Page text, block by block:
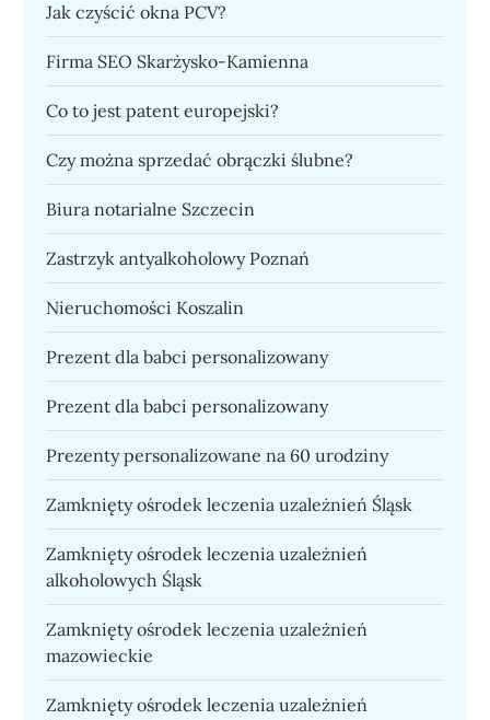
Jak czyścić okna PCV?
Firma SEO Skarżysko-Kamienna
Co to jest patent europejski?
Czy można sprzedać obrączki ślubne?
Biura notarialne Szczecin
Zastrzyk antyalkoholowy Poznań
Nieruchomości Koszalin
Prezent dla babci personalizowany
Prezent dla babci personalizowany
Prezenty personalizowane na 60 urodziny
Zamknięty ośrodek leczenia uzależnień Śląsk
Zamknięty ośrodek leczenia uzależnień
alkoholowych Śląsk
Zamknięty ośrodek leczenia uzależnień
mazowieckie
Zamknięty ośrodek leczenia uzależnień